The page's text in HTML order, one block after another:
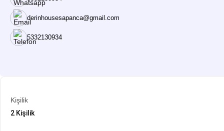
derinhousesapanca@gmail.com
5332130934
Kişilik
2 Kişilik